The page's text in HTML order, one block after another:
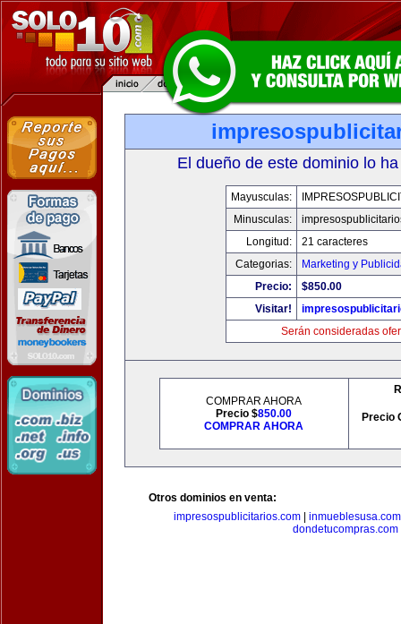
El dueño de este dominio lo
Mayusculas:
Minusculas:
Longitud:
21 caracteres
Categorias:
Marketing y
Precio:
$850.00
Visitar!
Serán consideradas
COMPRAR AHORA
Precio $850.00
COMPRAR AHORA
Precio
Otros dominios en venta:
impresospublicitarios.com
inmueblesusa.com
dondetucompras.com